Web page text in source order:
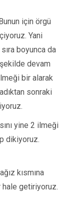
için örgü
Yani
boyunca da
devam
bir alarak
sonraki
yine 2 ilmeği
dikiyoruz.
kısmına
hale getiriyoruz.